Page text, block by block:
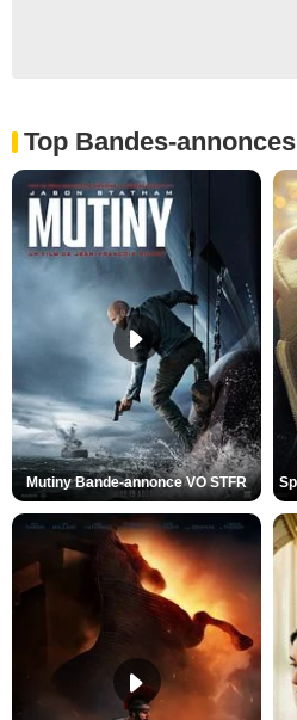
Top Bandes-annonces
Mutiny Bande-annonce VO STFR